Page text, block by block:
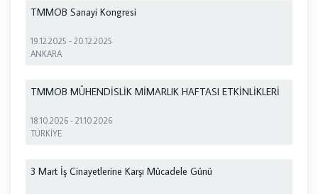
TMMOB Sanayi Kongresi
19.12.2025 -20.12.2025
ANKARA
TMMOB MÜHENDİSLİK MİMARLIK HAFTASI ETKİNLİKLERİ
18.10.2026 -21.10.2026
TÜRKİYE
3 Mart İş Cinayetlerine Karşı Mücadele Günü